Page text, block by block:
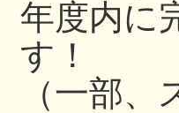
年度内に
す！
（一部